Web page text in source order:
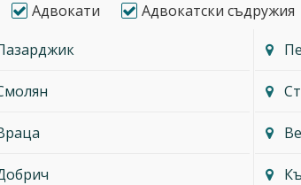
Адвокати Адвокатски съдружия